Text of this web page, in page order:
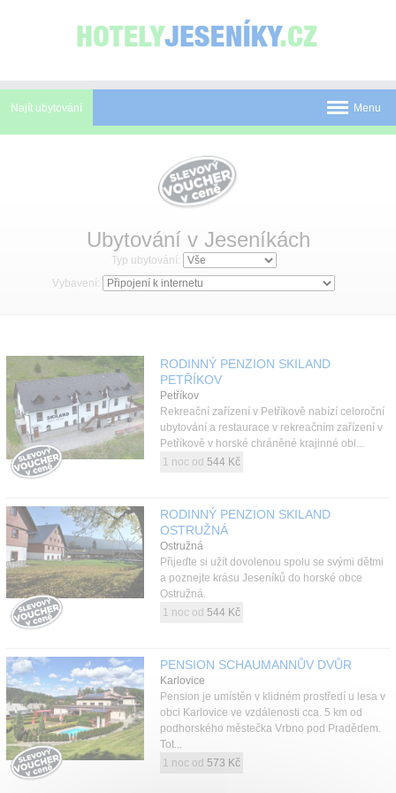
Najít ubytování
Kontakt
Menu
Ubytování v Jeseníkách
Typ ubytování:
Vybavení:
RODINNÝ PENZION SKILAND
PETŘÍKOV
Petříkov
Rekreační zařízení v Petříkově nabízí celoroční
ubytování a restaurace v rekreačním zařízení v
Petříkově v horské chráněné krajinné obl...
1 noc od 544 Kč
RODINNÝ PENZION SKILAND
OSTRUŽNÁ
Ostružná
Přijeďte si užít dovolenou spolu se svými dětmi
a poznejte krásu Jeseníků do horské obce
Ostružná.
1 noc od 544 Kč
PENSION SCHAUMANNŮV DVŮR
Karlovice
Pension je umístěn v klidném prostředí u lesa v
obci Karlovice ve vzdálenosti cca. 5 km od
podhorského městečka Vrbno pod Pradědem.
Tot...
1 noc od 573 Kč